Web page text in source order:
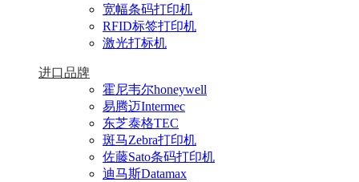
宽幅条码打印机
RFID标签打印机
激光打标机
进口品牌
霍尼韦尔honeywell
易腾迈Intermec
东芝泰格TEC
斑马Zebra打印机
佐藤Sato条码打印机
迪马斯Datamax